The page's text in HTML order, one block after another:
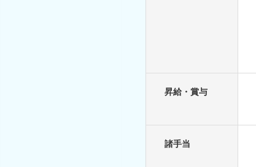
昇給・賞与
諸手当